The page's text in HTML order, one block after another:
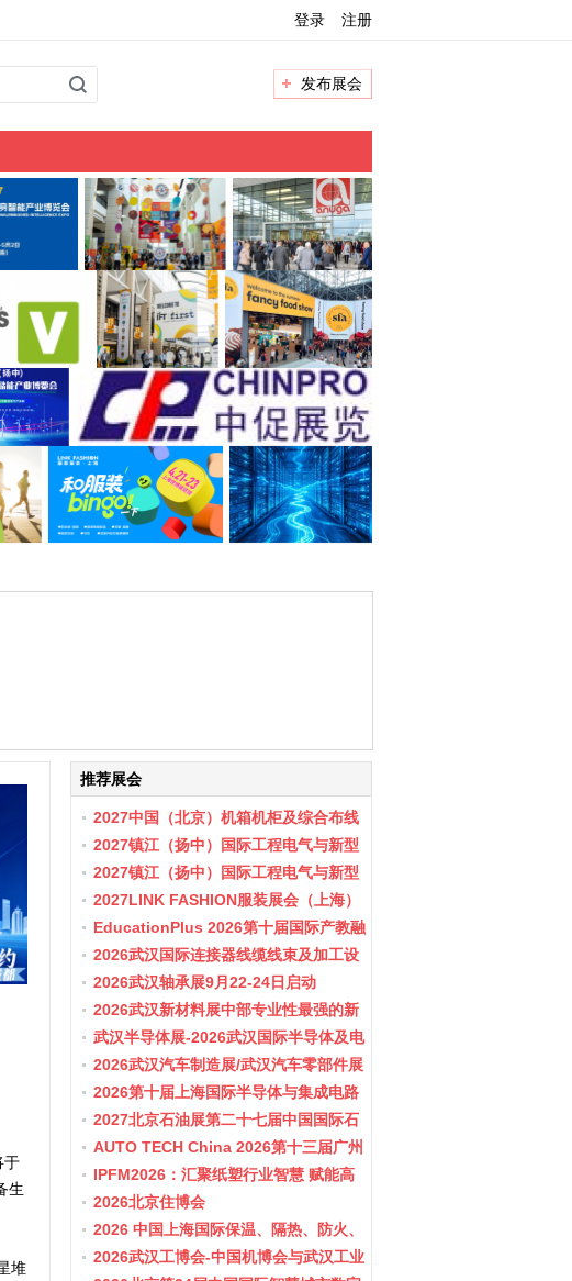
登录 注册
发布展会
于
生
堆
推荐展会
2027中国（北京）机箱机柜及综合布线
数据中心设施展览会
2027镇江（扬中）国际工程电气与新型
储能展会
2027镇江（扬中）国际工程电气与新型
储能产业博览会
2027LINK FASHION服装展会（上海）
EducationPlus 2026第十届国际产教融
合博览会
2026武汉国际连接器线缆线束及加工设
备展览会
2026武汉轴承展9月22-24日启动
2026武汉新材料展中部专业性最强的新
材料行业盛会
武汉半导体展-2026武汉国际半导体及电
子展览会
2026武汉汽车制造展/武汉汽车零部件展
2026第十届上海国际半导体与集成电路
产业应用博览会-11月10-12日
2027北京石油展第二十七届中国国际石
油石化技术装备展览会
AUTO TECH China 2026第十三届广州
国际汽车零部件及加工技术、汽车模具
展览会
IPFM2026：汇聚纸塑行业智慧 赋能高
质健康发展
2026北京住博会
2026 中国上海国际保温、隔热、防火、
隔音新材料展览
2026武汉工博会-中国机博会与武汉工业